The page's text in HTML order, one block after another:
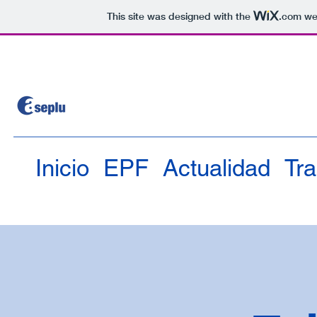
This site was designed with the .com
Inicio EPF Actualidad